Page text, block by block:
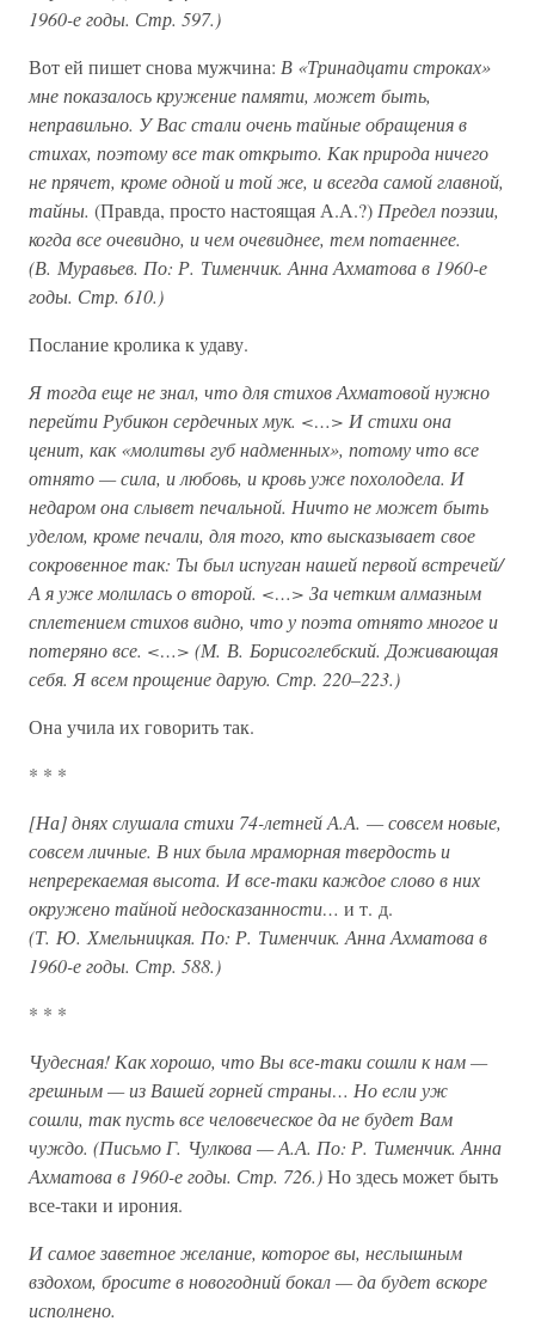
1960-е годы. Стр. 597.)
Вот ей пишет снова мужчина: В «Тринадцати строках»
мне показалось кружение памяти, может быть,
неправильно. У Вас стали очень тайные обращения в
стихах, поэтому все так открыто. Как природа ничего
не прячет, кроме одной и той же, и всегда самой главной,
тайны. (Правда, просто настоящая А.А.?) Предел поэзии,
когда все очевидно, и чем очевиднее, тем потаеннее.
(В. Муравьев. По: Р. Тименчик. Анна Ахматова в 1960-е
годы. Стр. 610.)
Послание кролика к удаву.
Я тогда еще не знал, что для стихов Ахматовой нужно
перейти Рубикон сердечных мук. <…> И стихи она
ценит, как «молитвы губ надменных», потому что все
отнято — сила, и любовь, и кровь уже похолодела. И
недаром она слывет печальной. Ничто не может быть
уделом, кроме печали, для того, кто высказывает свое
сокровенное так: Ты был испуган нашей первой встречей/
А я уже молилась о второй. <…> За четким алмазным
сплетением стихов видно, что у поэта отнято многое и
потеряно все. <…> (М. В. Борисоглебский. Доживающая
себя. Я всем прощение дарую. Стр. 220–223.)
Она учила их говорить так.
* * *
[На] днях слушала стихи 74-летней А.А. — совсем новые,
совсем личные. В них была мраморная твердость и
непререкаемая высота. И все-таки каждое слово в них
окружено тайной недосказанности… и т. д.
(Т. Ю. Хмельницкая. По: Р. Тименчик. Анна Ахматова в
1960-е годы. Стр. 588.)
* * *
Чудесная! Как хорошо, что Вы все-таки сошли к нам —
грешным — из Вашей горней страны… Но если уж
сошли, так пусть все человеческое да не будет Вам
чуждо. (Письмо Г. Чулкова — А.А. По: Р. Тименчик. Анна
Ахматова в 1960-е годы. Стр. 726.)Но здесь может быть
все-таки и ирония.
И самое заветное желание, которое вы, неслышным
вздохом, бросите в новогодний бокал — да будет вскоре
исполнено.